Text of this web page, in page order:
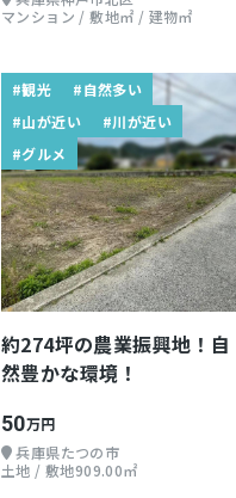
マンション / 敷地㎡ / 建物㎡
#観光
#自然多い
#山が近い
#川が近い
#グルメ
約274坪の農業振興地！自
然豊かな環境！
50万円
兵庫県たつの市
土地 / 敷地909.00㎡